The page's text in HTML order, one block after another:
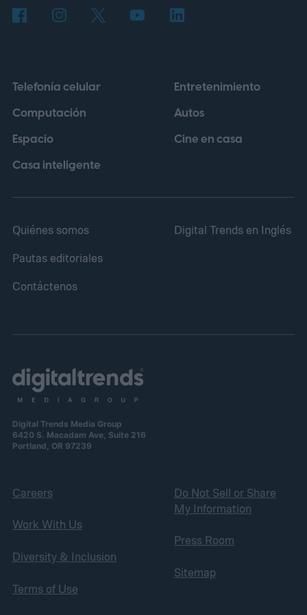
Telefonía celular
Computación
Espacio
Casa inteligente
Entretenimiento
Autos
Cine en casa
Quiénes somos
Pautas editoriales
Contáctenos
Digital Trends en Inglés
Digital Trends Media Group
6420 S. Macadam Ave, Suite 216
Portland, OR 97239
Careers
Work With Us
Diversity & Inclusion
Terms of Use
Do Not Sell or Share
My Information
Press Room
Sitemap